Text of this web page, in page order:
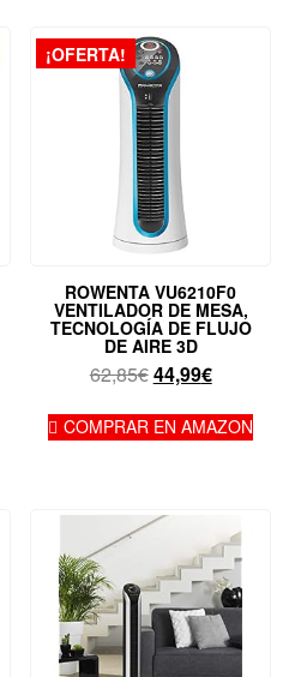
¡OFERTA!
ROWENTA VU6210F0
VENTILADOR DE MESA,
TECNOLOGÍA DE FLUJO
DE AIRE 3D
62,85€El
original
44,99€El
actual
COMPRAR EN AMAZON